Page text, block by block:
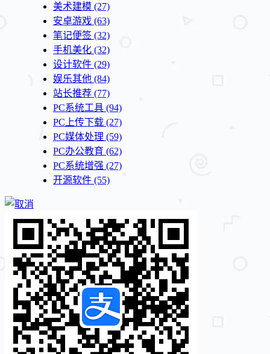
美术建模 (27)
安卓游戏 (63)
笔记便签 (32)
手机美化 (32)
设计软件 (29)
娱乐其他 (84)
站长推荐 (77)
PC系统工具 (94)
PC上传下载 (27)
PC媒体处理 (59)
PC办公教育 (62)
PC系统增强 (27)
开源软件 (55)